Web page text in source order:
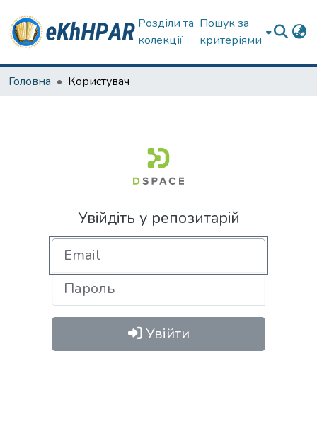
Розділи та
колекції
Пошук за
критеріями
Головна Користувач
Увійдіть у репозитарій
Увійти